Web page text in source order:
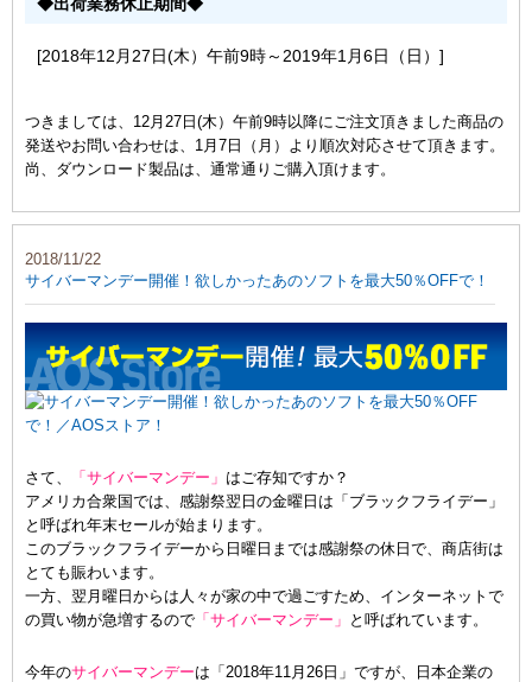
[2018年12月27日(木）午前9時～2019年1月6日（日）]
つきましては、12月27日(木）午前9時以降にご注文頂きました商品の
発送やお問い合わせは、1月7日（月）より順次対応させて頂きます。
尚、ダウンロード製品は、通常通りご購入頂けます。
2018/11/22
サイバーマンデー開催！欲しかったあのソフトを最大50％OFFで！
さて、 「サイバーマンデー」 はご存知ですか？
アメリカ合衆国では、感謝祭翌日の金曜日は「ブラックフライデー」
と呼ばれ年末セールが始まります。
このブラックフライデーから日曜日までは感謝祭の休日で、商店街は
とても賑わいます。
一方、翌月曜日からは人々が家の中で過ごすため、インターネットで
の買い物が急増するので 「サイバーマンデー」 と呼ばれています。
今年のサイバーマンデーは「2018年11月26日」ですが、日本企業の